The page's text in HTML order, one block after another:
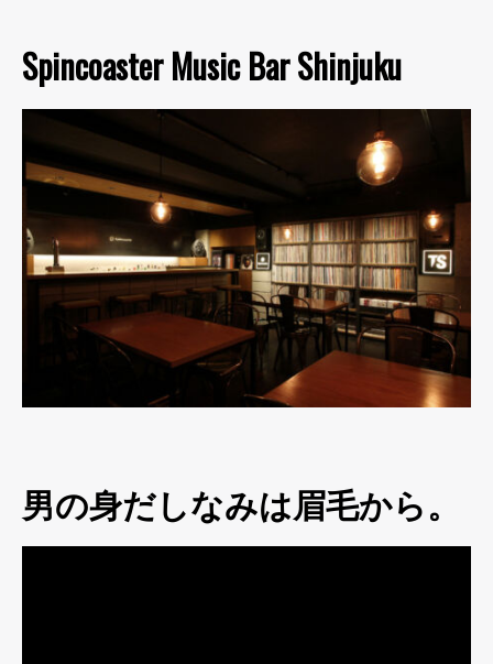
Spincoaster Music Bar Shinjuku
男の身だしなみは眉毛から。